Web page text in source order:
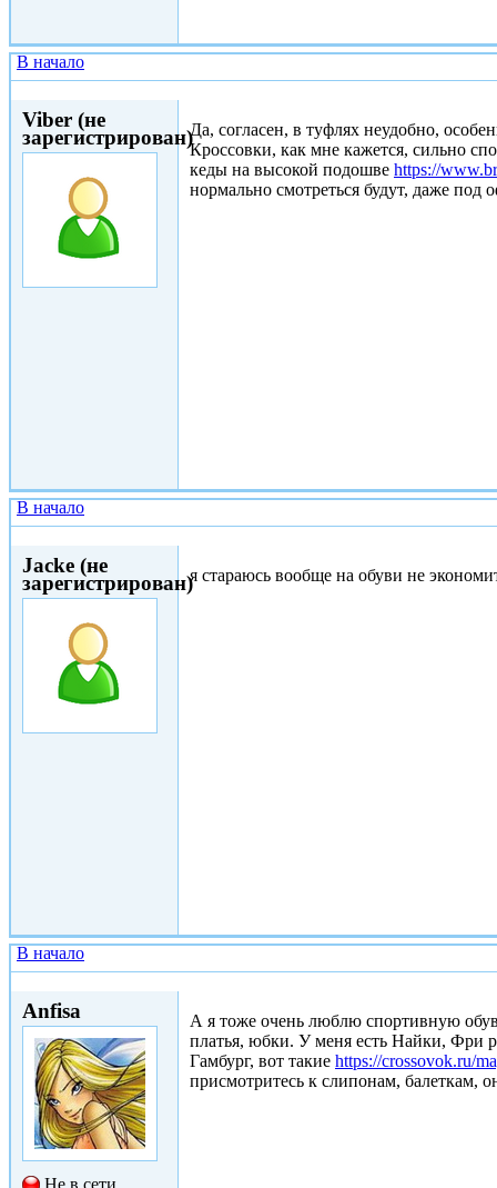
В начало
Viber (не
зарегистрирован)Да, согласен, в туфлях неудобно,
Кроссовки, как мне кажется, сильно
кеды на высокой подошве https://
нормально смотреться будут, даже под
В начало
Jacke (не
зарегистрирован)я стараюсь вообще на обуви не
В начало
Anfisa
А я тоже очень люблю спортивную
платья, юбки. У меня есть Найки, Фри
Гамбург, вот такие https://crossovok.ru/
присмотритесь к слипонам, балеткам,